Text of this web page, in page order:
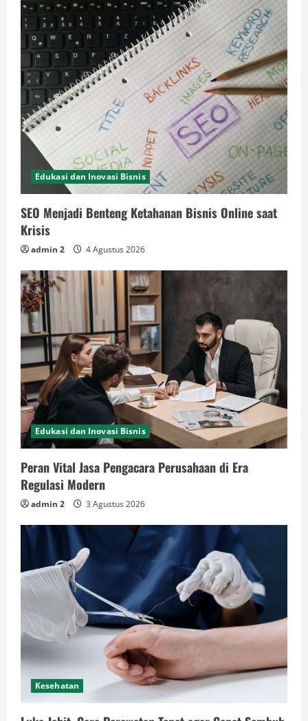
Edukasi dan Inovasi Bisnis
SEO Menjadi Benteng Ketahanan Bisnis Online saat
Krisis
admin 2 4 Agustus 2026
Edukasi dan Inovasi Bisnis
Peran Vital Jasa Pengacara Perusahaan di Era
Regulasi Modern
admin 2 3 Agustus 2026
Kesehatan